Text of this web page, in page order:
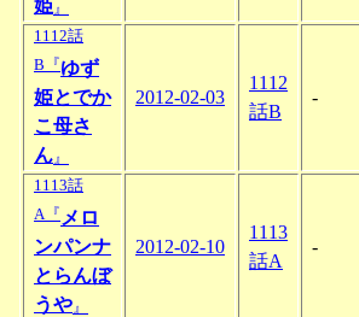
姫 』
1112話
B『ゆず
姫とでか
こ母さ
ん 』
2012-02-03
1112
話B
-
1113話
A『 メロ
ンパンナ
とらんぼ
うや 』
2012-02-10
1113
話A
-